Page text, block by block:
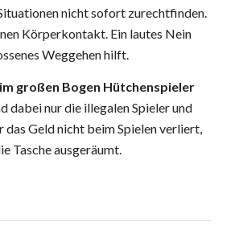
nicht sofort zurechtfinden.
Körperkontakt. Ein lautes Nein
Weggehen hilft.
großen Bogen Hütchenspieler
dabei nur die illegalen Spieler und
das Geld nicht beim Spielen verliert,
Tasche ausgeräumt.